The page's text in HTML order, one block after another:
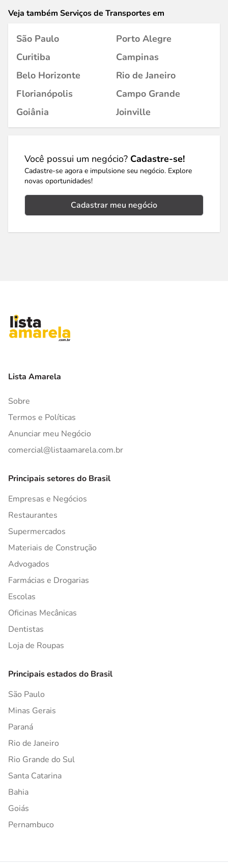
Veja também Serviços de Transportes em
São Paulo
Porto Alegre
Curitiba
Campinas
Belo Horizonte
Rio de Janeiro
Florianópolis
Campo Grande
Goiânia
Joinville
Você possui um negócio? Cadastre-se!
Cadastre-se agora e impulsione seu negócio. Explore
novas oportunidades!
Cadastrar meu negócio
Lista Amarela
Sobre
Termos e Políticas
Anunciar meu Negócio
comercial@listaamarela.com.br
Principais setores do Brasil
Empresas e Negócios
Restaurantes
Supermercados
Materiais de Construção
Advogados
Farmácias e Drogarias
Escolas
Oficinas Mecânicas
Dentistas
Loja de Roupas
Principais estados do Brasil
São Paulo
Minas Gerais
Paraná
Rio de Janeiro
Rio Grande do Sul
Santa Catarina
Bahia
Goiás
Pernambuco